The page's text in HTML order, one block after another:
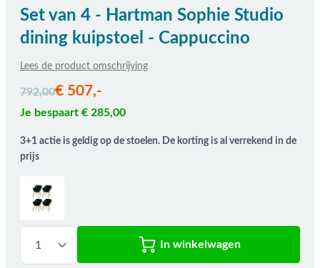
Set van 4 - Hartman Sophie Studio
dining kuipstoel - Cappuccino
Lees de product omschrijving
792,00€ 507,-
Je bespaart € 285,00
3+1 actie is geldig op de stoelen. De korting is al verrekend in de
prijs
In winkelwagen